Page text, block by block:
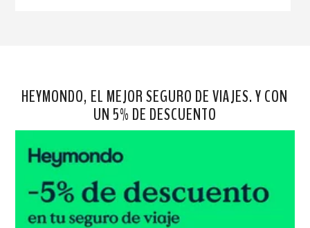
HEYMONDO, EL MEJOR SEGURO DE VIAJES. Y CON
UN 5% DE DESCUENTO